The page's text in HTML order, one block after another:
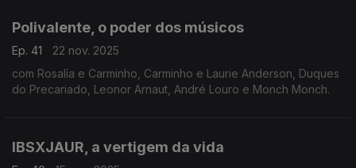
Polivalente, o poder dos músicos
Ep. 41
22 nov. 2025
com Rosalía e Carminho, Carminho e Laurie Anderson, Duques
do Precariado, Leonor Arnaut, André Louro e Monch Monch.
IBSXJAUR, a vertigem da vida